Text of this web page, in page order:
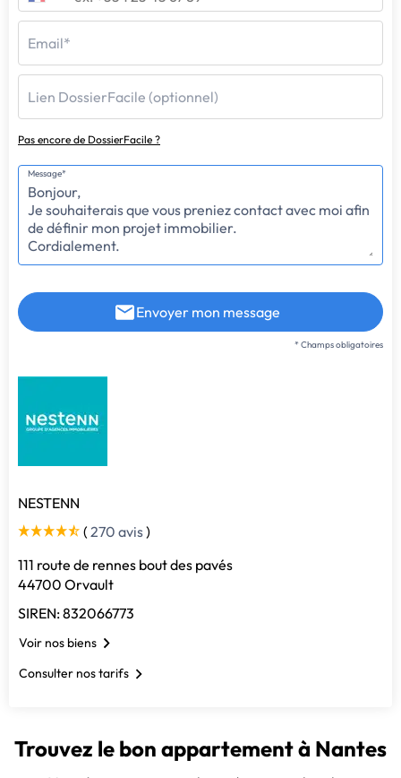
Email*
Lien DossierFacile (optionnel)
Pas encore de DossierFacile ?
Message*
Envoyer mon message
* Champs obligatoires
NESTENN
( 270 avis)
111 route de rennes bout des pavés
44700 Orvault
SIREN: 832066773
Voir nos biens
Consulter nos tarifs
Trouvez le bon appartement à Nantes